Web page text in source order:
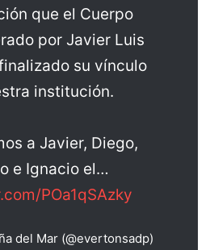
que el Cuerpo
por Javier Luis
su vínculo
institución.
a Javier, Diego,
e Ignacio el…
POa1qSAzky
del Mar (@evertonsadp)